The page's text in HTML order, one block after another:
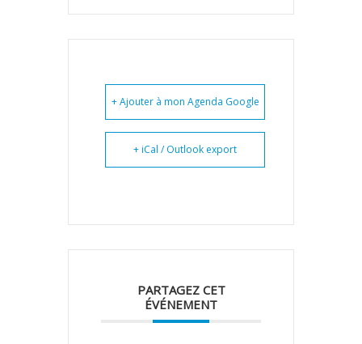
+ Ajouter à mon Agenda Google
+ iCal / Outlook export
PARTAGEZ CET
ÉVÉNEMENT